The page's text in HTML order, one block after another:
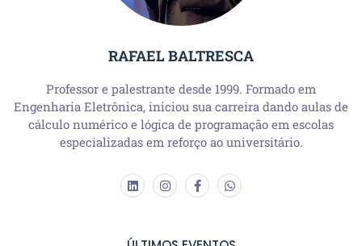
RAFAEL BALTRESCA
Professor e palestrante desde 1999. Formado em
Engenharia Eletrônica, iniciou sua carreira dando aulas de
cálculo numérico e lógica de programação em escolas
especializadas em reforço ao universitário.